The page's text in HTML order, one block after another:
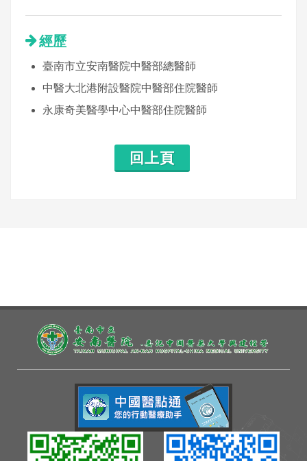
經歷
臺南市立安南醫院中醫部總醫師
中醫大北港附設醫院中醫部住院醫師
永康奇美醫學中心中醫部住院醫師
回上頁